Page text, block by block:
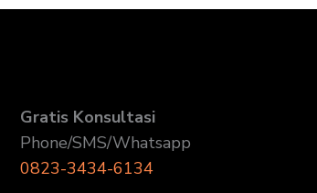
Gratis Konsultasi
Phone/SMS/Whatsapp
0823-3434-6134